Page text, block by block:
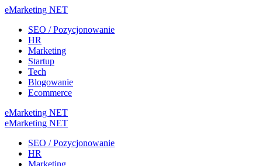
eMarketing NET
SEO / Pozycjonowanie
HR
Marketing
Startup
Tech
Blogowanie
Ecommerce
eMarketing NET
eMarketing NET
SEO / Pozycjonowanie
HR
Marketing